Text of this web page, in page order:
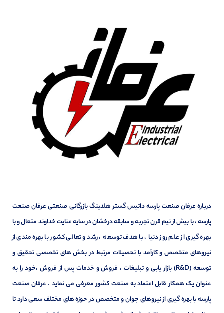
درباره عرفان صنعت پارسه داتیس گستر هلدینگ بازرگانی صنعتی عرفان صنعت
پارسه ، با بیش از نیم قرن تجربه و سابقه درخشان در سایه عنایت خداوند متعال و با
بهره گیری از علم روز دنیا ، با هدف توسعه ، رشد و تعالی کشور با بهره مندی از
نیروهای متخصص و کارآمد با تحصیلات مرتبط در بخش های تخصصی تحقیق و
توسعه (R&D) بازار یابی و تبلیغات ، فروش و خدمات پس از فروش ،خود را به
عنوان یک همکار قابل اعتماد به صنعت کشور معرفی می نماید . عرفان صنعت
پارسه با بهره گیری از نیروهای جوان و متخصص در حوزه های مختلف سعی دارد تا